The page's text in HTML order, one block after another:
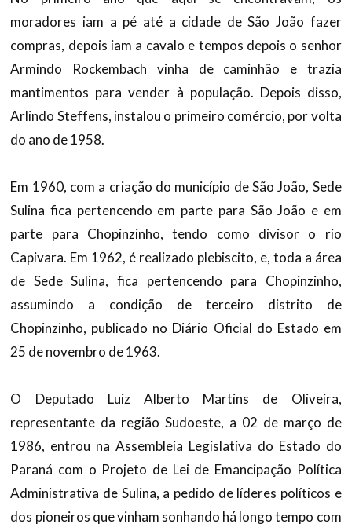
moradores iam a pé até a cidade de São João fazer
compras, depois iam a cavalo e tempos depois o senhor
Armindo Rockembach vinha de caminhão e trazia
mantimentos para vender à população. Depois disso,
Arlindo Steffens, instalou o primeiro comércio, por volta
do ano de 1958.
Em 1960, com a criação do município de São João, Sede
Sulina fica pertencendo em parte para São João e em
parte para Chopinzinho, tendo como divisor o rio
Capivara. Em 1962, é realizado plebiscito, e, toda a área
de Sede Sulina, fica pertencendo para Chopinzinho,
assumindo a condição de terceiro distrito de
Chopinzinho, publicado no Diário Oficial do Estado em
25 de novembro de 1963.
O Deputado Luiz Alberto Martins de Oliveira,
representante da região Sudoeste, a 02 de março de
1986, entrou na Assembleia Legislativa do Estado do
Paraná com o Projeto de Lei de Emancipação Política
Administrativa de Sulina, a pedido de líderes políticos e
dos pioneiros que vinham sonhando há longo tempo com